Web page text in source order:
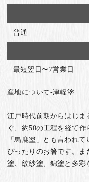
普通
最短翌日〜7営業日
産地について-津軽塗
江戸時代前期からはじま
ぐ、約50の工程を経て
「馬鹿塗」とも言われ
ぴったりのお箸です。
塗、紋紗塗、錦塗と多彩